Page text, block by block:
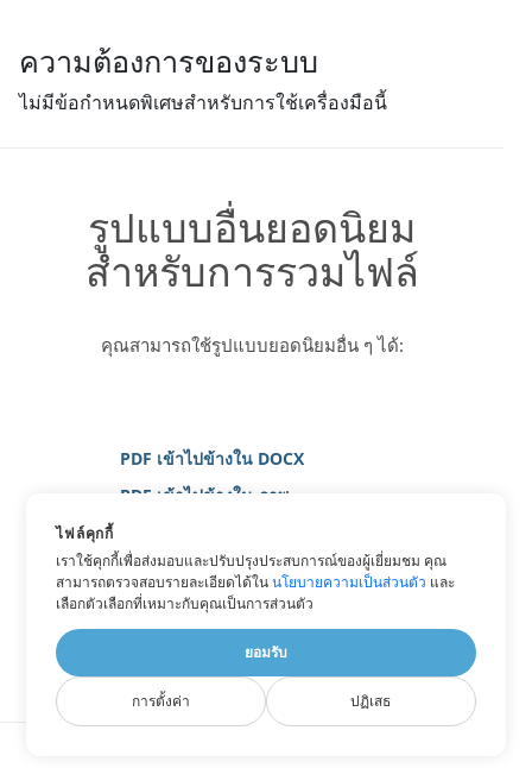
ความต้องการของระบบ
ไม่มีข้อกำหนดพิเศษสำหรับการใช้เครื่องมือนี้
รูปแบบอื่นยอดนิยม
สำหรับการรวมไฟล์
คุณสามารถใช้รูปแบบยอดนิยมอื่น ๆ ได้:
PDF เข้าไปข้างใน DOCX
PDF เข้าไปข้างใน ภาพ
PDF เข้าไปข้างใน PNG
PDF เข้าไปข้างใน WORD
PDF เข้าไปข้างใน XPS
ไฟล์คุกกี้
เราใช้คุกกี้เพื่อส่งมอบและปรับปรุงประสบการณ์ของผู้เยี่ยมชม คุณ
สามารถตรวจสอบรายละเอียดได้ในนโยบายความเป็นส่วนตัว และ
เลือกตัวเลือกที่เหมาะกับคุณเป็นการส่วนตัว
ยอมรับ
การตั้งค่า ปฏิเสธ